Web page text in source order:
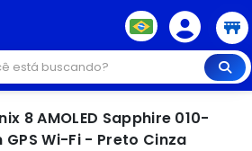
8 AMOLED Sapphire 010-
Wi-Fi - Preto Cinza